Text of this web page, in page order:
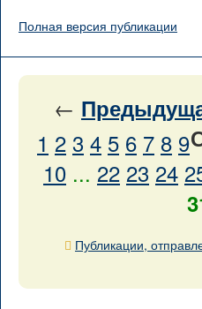
Полная версия публикации
←
1 2 3 4 5 6 7 8 9
10 ... 22 23 24
Публикации,